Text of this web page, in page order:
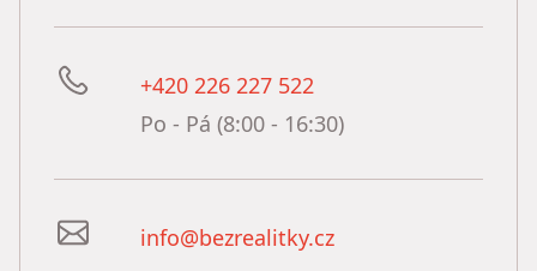
+420 226 227 522
Po - Pá (8:00 - 16:30)
info@bezrealitky.cz